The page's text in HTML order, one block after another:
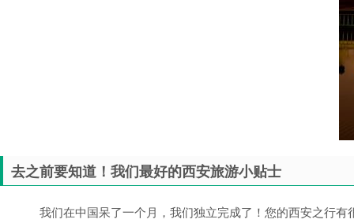
去之前要知道！我们最好的西安旅游小贴士
我们在中国呆了一个月，我们独立完成了！您的西安之行